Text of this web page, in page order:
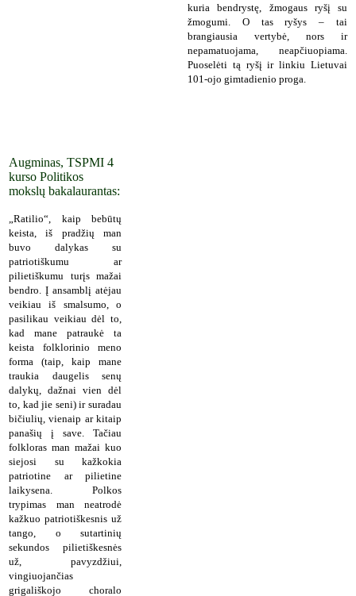
kuria bendrystę, žmogaus ryšį su
žmogumi. O tas ryšys – tai
brangiausia vertybė, nors ir
nepamatuojama, neapčiuopiama.
Puoselėti tą ryšį ir linkiu Lietuvai
101-ojo gimtadienio proga.
Augminas, TSPMI 4
kurso Politikos
mokslų bakalaurantas:
„Ratilio“, kaip bebūtų
keista, iš pradžių man
buvo dalykas su
patriotiškumu ar
pilietiškumu turįs mažai
bendro. Į ansamblį atėjau
veikiau iš smalsumo, o
pasilikau veikiau dėl to,
kad mane patraukė ta
keista folklorinio meno
forma (taip, kaip mane
traukia daugelis senų
dalykų, dažnai vien dėl
to, kad jie seni) ir suradau
bičiulių, vienaip ar kitaip
panašių į save. Tačiau
folkloras man mažai kuo
siejosi su kažkokia
patriotine ar pilietine
laikysena. Polkos
trypimas man neatrodė
kažkuo patriotiškesnis už
tango, o sutartinių
sekundos pilietiškesnės
už, pavyzdžiui,
vingiuojančias
grigališkojo choralo